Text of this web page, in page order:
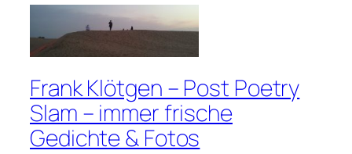
Frank Klötgen – Post Poetry
Slam – immer frische
Gedichte & Fotos